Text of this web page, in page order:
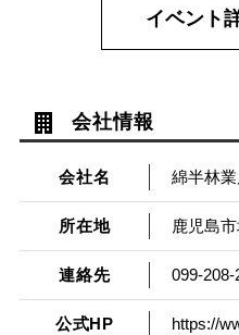
イベント
会社情報
会社名 綿半林
所在地 鹿児島
連絡先 099-208-
公式HP https://